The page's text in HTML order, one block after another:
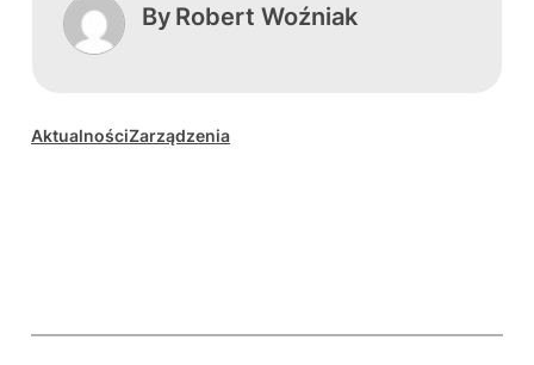
By Robert Woźniak
AktualnościZarządzenia